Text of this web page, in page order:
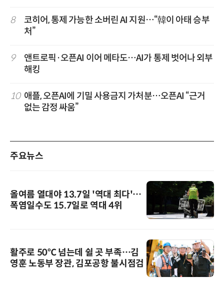
8
코히어, 통제 가능한 소버린 AI 지원…“韓이 아태 승부
처”
9
앤트로픽·오픈AI 이어 메타도…AI가 통제 벗어나 외부
해킹
10 애플, 오픈AI에 기밀 사용금지 가처분…오픈AI “근거
없는 감정 싸움”
주요뉴스
올여름 열대야 13.7일 '역대 최다'…
폭염일수도 15.7일로 역대 4위
활주로 50℃ 넘는데 쉴 곳 부족…김
영훈 노동부 장관, 김포공항 불시점검